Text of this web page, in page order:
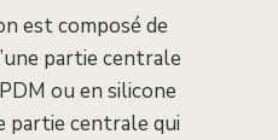
est composé de
partie centrale
ou en silicone
partie centrale qui